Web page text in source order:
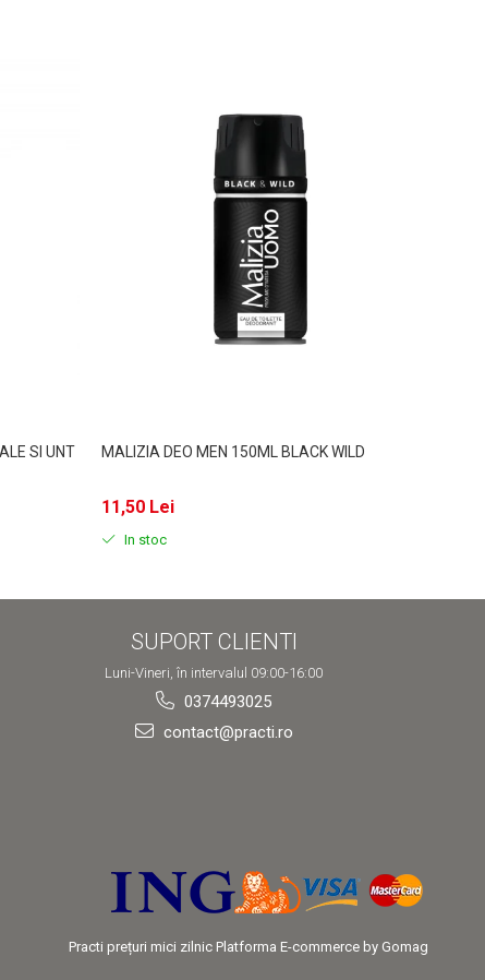
SI UNT
MALIZIA DEO MEN 150ML BLACK WILD
11,50 Lei
In stoc
SUPORT CLIENTI
Luni-Vineri, în intervalul 09:00-16:00
0374493025
contact@practi.ro
Practi prețuri mici zilnic Platforma E-commerce by Gomag